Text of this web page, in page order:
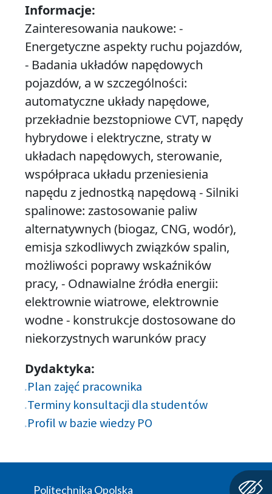
Informacje:
Zainteresowania naukowe: -
Energetyczne aspekty ruchu pojazdów,
- Badania układów napędowych
pojazdów, a w szczególności:
automatyczne układy napędowe,
przekładnie bezstopniowe CVT, napędy
hybrydowe i elektryczne, straty w
układach napędowych, sterowanie,
współpraca układu przeniesienia
napędu z jednostką napędową - Silniki
spalinowe: zastosowanie paliw
alternatywnych (biogaz, CNG, wodór),
emisja szkodliwych związków spalin,
możliwości poprawy wskaźników
pracy, - Odnawialne źródła energii:
elektrownie wiatrowe, elektrownie
wodne - konstrukcje dostosowane do
niekorzystnych warunków pracy
Dydaktyka:
Plan zajęć pracownika
Terminy konsultacji dla studentów
Profil w bazie wiedzy PO
Politechnika Opolska